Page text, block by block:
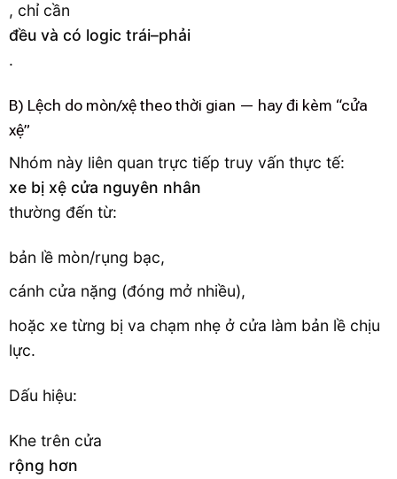
, chỉ cần
đều và có logic trái–phải
.
B) Lệch do mòn/xệ theo thời gian — hay đi kèm “cửa
xệ”
Nhóm này liên quan trực tiếp truy vấn thực tế:
xe bị xệ cửa nguyên nhân
thường đến từ:
bản lề mòn/rụng bạc,
cánh cửa nặng (đóng mở nhiều),
hoặc xe từng bị va chạm nhẹ ở cửa làm bản lề chịu
lực.
Dấu hiệu:
Khe trên cửa
rộng hơn